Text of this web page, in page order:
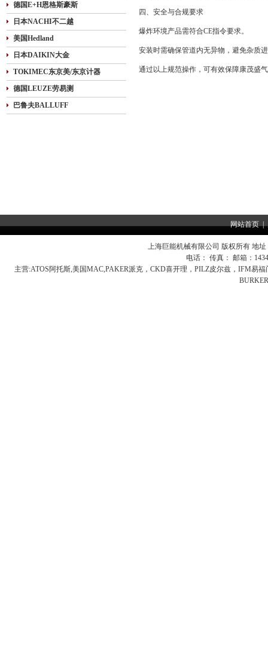
德国E+H恩格斯豪斯
日本NACHI不二越
美国Hedland
日本DAIKIN大金
TOKIMEC东京美/东京计器
德国LEUZE劳易测
巴鲁夫BALLUFF
四、安全与合规要求
爆炸环境产品需符合CE指令要求。
安装时需确保管道内无异物，避免杂质
通过以上规范操作，可有效保障康茂盛
网站首页|
上海巨能机械有限公司 版权所有 地
电话： 传真： 邮箱：
主营:ATOS阿托斯,美国MAC,PAKER派克，CKD喜开理，PILZ皮尔兹，IFM易